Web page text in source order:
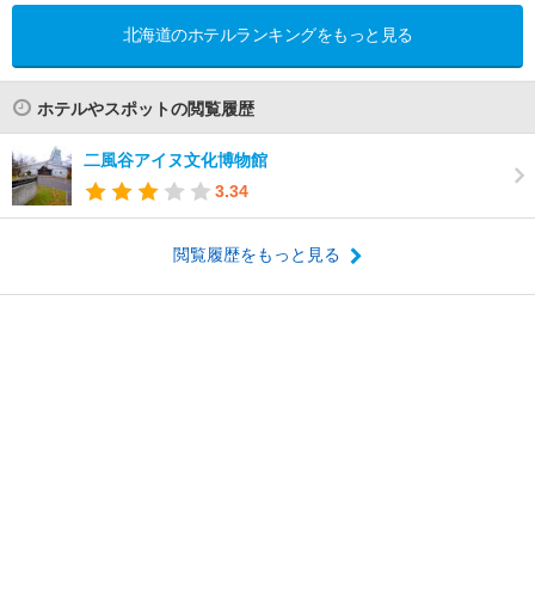
北海道のホテルランキングをもっと見る
ホテルやスポットの閲覧履歴
二風谷アイヌ文化博物館
3.34
閲覧履歴をもっと見る